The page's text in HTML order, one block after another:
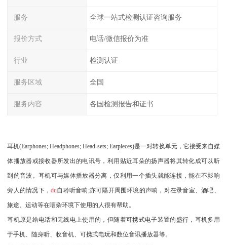
服务 全球一站式检测认证咨询服务
报价方式 电话/微信报价为准
行业 检测认证
服务区域 全国
服务内容 各国检测报告和证书
耳机(Earphones; Headphones; Head-sets; Earpieces)是一对转换单元，它接受来自媒
体播放器或接收器所发出的电讯号，利用贴近耳朵的扬声器将其转化成可以听
到的音波。耳机可与媒体播放器分离，仅利用一个插头就能连接，能在不影响
旁人的情况下，du自聆听音响;亦可隔开周围环境的声响，对在录音室、酒吧、
旅途、运动等在嘈杂环境下使用的人很有帮助。
耳机原是给电话和无线电上使用的，但随着可携式电子装置的盛行，耳机多用
于手机、随身听、收音机、可携式电玩和数位音讯播放器等。